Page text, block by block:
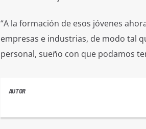
“A la formación de esos jóvenes
empresas e industrias, de modo tal
personal, sueño con que podamos
AUTOR